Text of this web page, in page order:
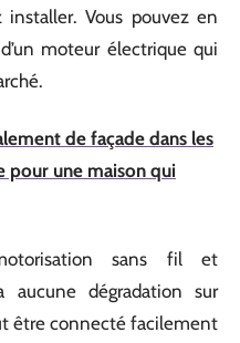
Vous pouvez en
moteur électrique qui
de façade dans les
pour une maison qui
sans fil et
aucune dégradation sur
être connecté facilement